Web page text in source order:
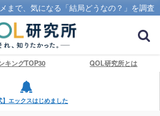
まで、気になる「結局どうなの？」を調査
キングTOP30 QOL研究所とは
】エックスはじめました